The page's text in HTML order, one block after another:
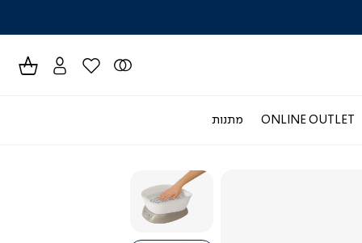
ONLINE OUTLET מתנות